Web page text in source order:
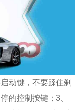
动键，不要踩住刹
的控制按键；3、